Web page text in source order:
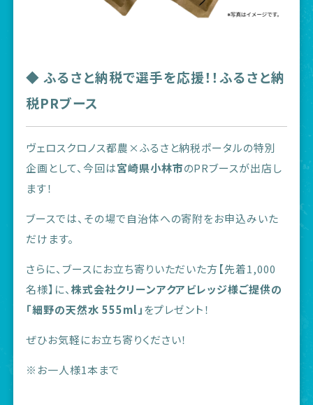
◆ ふるさと納税で選手を応援！！ふるさと納
税PRブース
ヴェロスクロノス都農×ふるさと納税ポータルの特別
企画として、今回は宮崎県小林市のPRブースが出店し
ます！
ブースでは、その場で自治体への寄附をお申込みいた
だけます。
さらに、ブースにお立ち寄りいただいた方【先着1,000
名様】に、株式会社クリーンアクアビレッジ様ご提供の
「細野の天然水 555ml」をプレゼント！
ぜひお気軽にお立ち寄りください！
※お一人様1本まで